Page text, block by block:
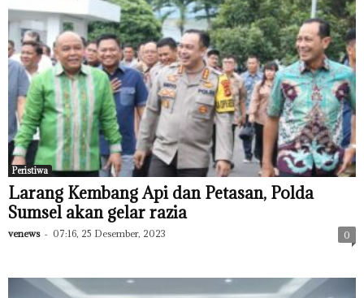
Peristiwa
Larang Kembang Api dan Petasan, Polda
Sumsel akan gelar razia
venews - 07:16, 25 Desember, 2023 0